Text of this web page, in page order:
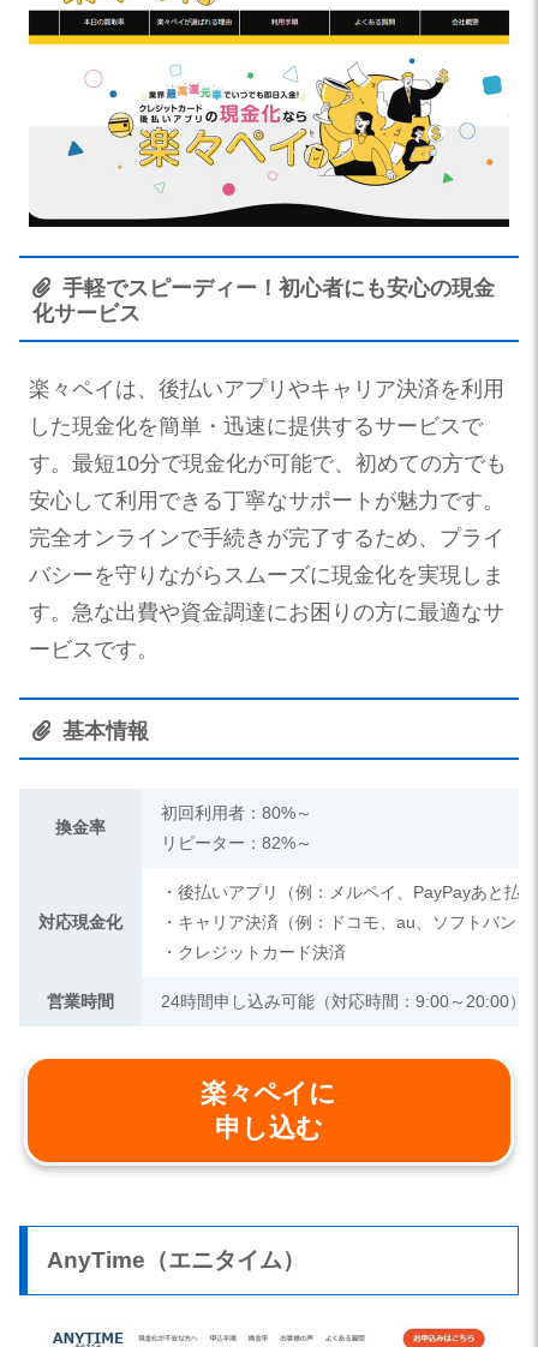
手軽でスピーディー！初心者にも安心の現金
化サービス
楽々ペイは、後払いアプリやキャリア決済を利用
した現金化を簡単・迅速に提供するサービスで
す。最短10分で現金化が可能で、初めての方でも
安心して利用できる丁寧なサポートが魅力です。
完全オンラインで手続きが完了するため、プライ
バシーを守りながらスムーズに現金化を実現しま
す。急な出費や資金調達にお困りの方に最適なサ
ービスです。
基本情報
換金率
初回利用者：80%～
リピーター：82%～
対応現金化
・後払いアプリ（例：メルペイ、PayPayあと払
・キャリア決済（例：ドコモ、au、ソフトバンク
・クレジットカード決済
営業時間 24時間申し込み可能（対応時間：9:00～20:00）
楽々ペイに
申し込む
AnyTime（エニタイム）